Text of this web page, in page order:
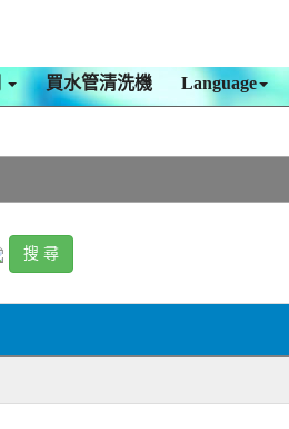
買水管清洗機 Language